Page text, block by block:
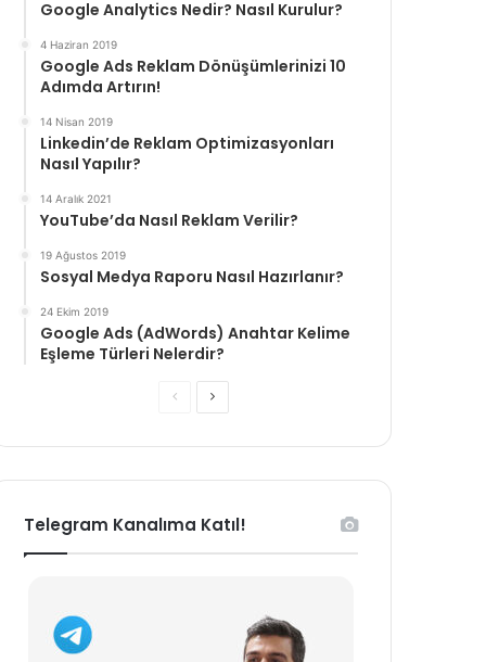
Google Analytics Nedir? Nasıl Kurulur?
4 Haziran 2019
Google Ads Reklam Dönüşümlerinizi 10
Adımda Artırın!
14 Nisan 2019
Linkedin’de Reklam Optimizasyonları
Nasıl Yapılır?
14 Aralık 2021
YouTube’da Nasıl Reklam Verilir?
19 Ağustos 2019
Sosyal Medya Raporu Nasıl Hazırlanır?
24 Ekim 2019
Google Ads (AdWords) Anahtar Kelime
Eşleme Türleri Nelerdir?
ÖncekiSonraki
Telegram Kanalıma Katıl!